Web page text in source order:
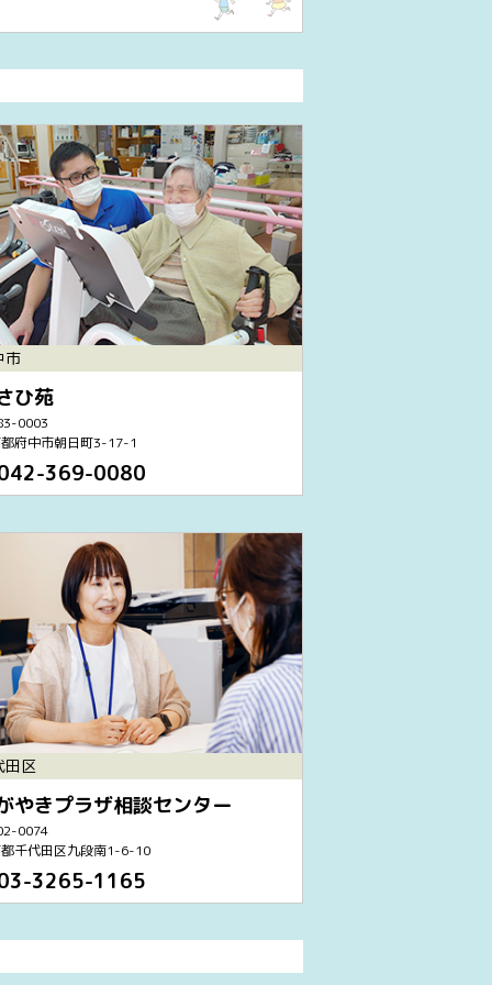
市
ひ苑
0003
府中市朝日町3-17-1
369-0080
田区
やきプラザ相談センター
0074
千代田区九段南1-6-10
3265-1165